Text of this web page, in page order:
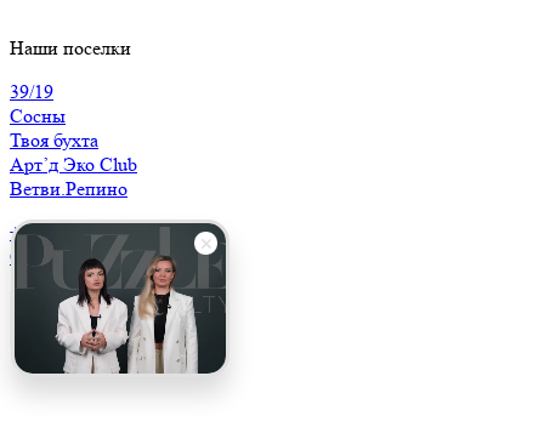
Наши поселки
39/19
Сосны
Твоя бухта
Арт’д Эко Club
Ветви.Репино
+7 (812) 250 54 96
Обратный звонок